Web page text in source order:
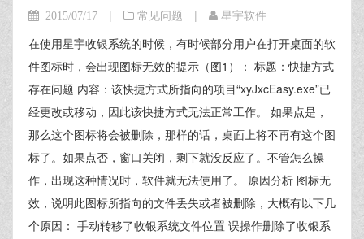
2015/07/17 | 常见问题 | 星宇软件
在使用星宇收银系统的时候，有时候部分用户在打开桌面的软
件图标时，会出现图标无效的提示（图1）： 标题：快捷方式
存在问题 内容：该快捷方式所指向的项目“xyJxcEasy.exe”已
经更改或移动，因此该快捷方式无法正常工作。 如果点是，
那么这个图标将会被删除，那样的话，桌面上将不再有这个图
标了。如果点否，窗口关闭，剩下就没反应了。不管怎么操
作，出现这种情况时，软件就无法使用了。 原因分析 图标无
效，说明此图标所指向的文件丢失或者被删除，大概有以下几
个原因： 手动转移了收银系统文件位置 误操作删除了收银系